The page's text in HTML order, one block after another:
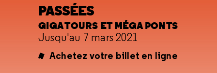
PASSÉES
GIGA TOURS ET MÉGA PONTS
Jusqu'au 7 mars 2021
Achetez votre billet en ligne